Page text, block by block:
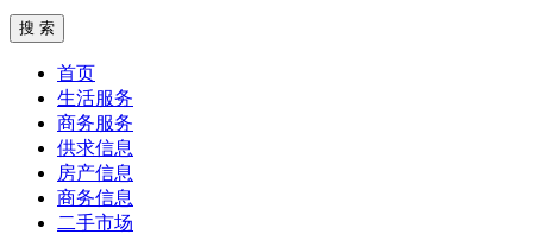
首页
生活服务
商务服务
供求信息
房产信息
商务信息
二手市场